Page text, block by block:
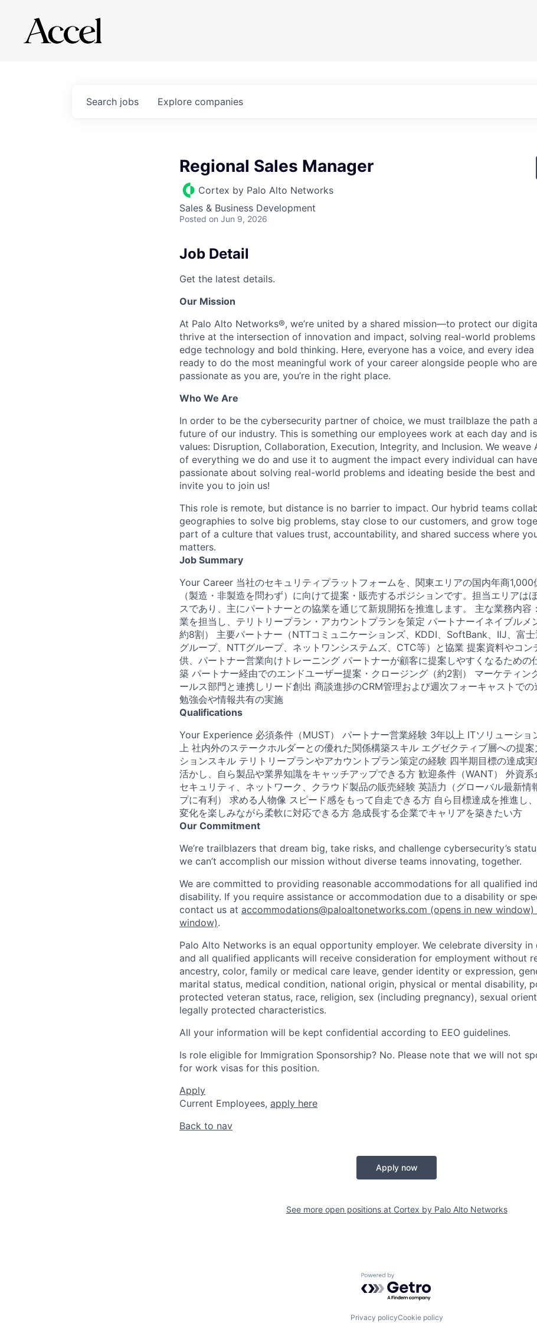
Search jobs Explore companies
Regional Sales Manager
Cortex by Palo Alto Networks
Sales & Business Development
Posted on Jun 9, 2026
Job Detail
Get the latest details.
Our Mission
At Palo Alto Networks®, we’re united by a shared mission—to protect our
thrive at the intersection of innovation and impact, solving real-world
edge technology and bold thinking. Here, everyone has a voice, and every idea
ready to do the most meaningful work of your career alongside people who
passionate as you are, you’re in the right place.
Who We Are
In order to be the cybersecurity partner of choice, we must trailblaze the path
future of our industry. This is something our employees work at each day and
values: Disruption, Collaboration, Execution, Integrity, and Inclusion. We weave
of everything we do and use it to augment the impact every individual can
passionate about solving real-world problems and ideating beside the best
invite you to join us!
This role is remote, but distance is no barrier to impact. Our hybrid teams
geographies to solve big problems, stay close to our customers, and grow
part of a culture that values trust, accountability, and shared success where
matters.
Job Summary
Your Career 当社のセキュリティプラットフォームを、関東エリアの国内年商1,000
（製造・非製造を問わず）に向けて提案・販売するポジションです。担当エリアは
スであり、主にパートナーとの協業を通じて新規開拓を推進します。 主な業務内容
業を担当し、テリトリープラン・アカウントプランを策定 パートナーイネイブルメ
約8割） 主要パートナー（NTTコミュニケーションズ、KDDI、SoftBank、IIJ、富
グループ、NTTグループ、ネットワンシステムズ、CTC等）と協業 提案資料やコン
供、パートナー営業向けトレーニング パートナーが顧客に提案しやすくなるための
築 パートナー経由でのエンドユーザー提案・クロージング（約2割） マーケティン
ールス部門と連携しリード創出 商談進捗のCRM管理および週次フォーキャストで
勉強会や情報共有の実施
Qualifications
Your Experience 必須条件（MUST） パートナー営業経験 3年以上 ITソリューショ
上 社内外のステークホルダーとの優れた関係構築スキル エグゼクティブ層への提
ションスキル テリトリープランやアカウントプラン策定の経験 四半期目標の達成
活かし、自ら製品や業界知識をキャッチアップできる方 歓迎条件（WANT） 外資
セキュリティ、ネットワーク、クラウド製品の販売経験 英語力（グローバル最新情
プに有利） 求める人物像 スピード感をもって自走できる方 自ら目標達成を推進し
変化を楽しみながら柔軟に対応できる方 急成長する企業でキャリアを築きたい方
Our Commitment
We’re trailblazers that dream big, take risks, and challenge cybersecurity’s
we can’t accomplish our mission without diverse teams innovating, together.
We are committed to providing reasonable accommodations for all qualified
disability. If you require assistance or accommodation due to a disability or
contact us at accommodations@paloaltonetworks.com (opens in new window)
window).
Palo Alto Networks is an equal opportunity employer. We celebrate diversity in
and all qualified applicants will receive consideration for employment without
ancestry, color, family or medical care leave, gender identity or expression,
marital status, medical condition, national origin, physical or mental disability,
protected veteran status, race, religion, sex (including pregnancy), sexual
legally protected characteristics.
All your information will be kept confidential according to EEO guidelines.
Is role eligible for Immigration Sponsorship? No. Please note that we will not
for work visas for this position.
Apply
Current Employees, apply here
Back to nav
Apply now
See more open positions at Cortex by Palo Alto Networks
Powered by Getro.com
Privacy policyCookie policy